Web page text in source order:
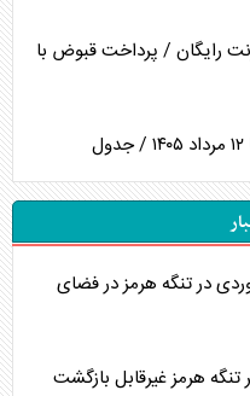
رایگان / پرداخت قبوض با
در تنگه هرمز در فضای
هرمز غیرقابل بازگشت